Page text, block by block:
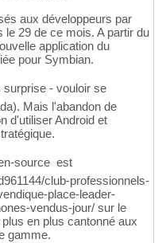
aux développeurs par
29 de ce mois. A partir du
application du
pour Symbian.
surprise - vouloir se
Mais l'abandon de
d'utiliser Android et
source  est
club-professionnels-
place-leader-
vendus-jour/ sur le
en plus cantonné aux
gamme.